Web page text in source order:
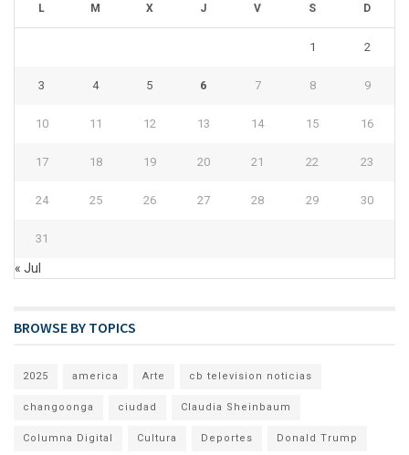
L M X J V S D
1 2
3 4 5 6 7 8 9
10 11 12 13 14 15 16
17 18 19 20 21 22 23
24 25 26 27 28 29 30
31
« Jul
BROWSE BY TOPICS
2025 america Arte cb television noticias
changoonga ciudad Claudia Sheinbaum
Columna Digital Cultura Deportes Donald Trump